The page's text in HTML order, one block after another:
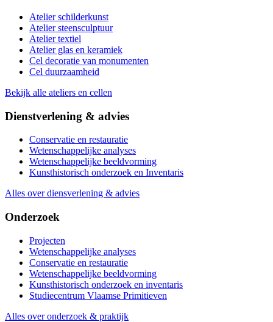
Atelier schilderkunst
Atelier steensculptuur
Atelier textiel
Atelier glas en keramiek
Cel decoratie van monumenten
Cel duurzaamheid
Bekijk alle ateliers en cellen
Dienstverlening & advies
Conservatie en restauratie
Wetenschappelijke analyses
Wetenschappelijke beeldvorming
Kunsthistorisch onderzoek en Inventaris
Alles over diensverlening & advies
Onderzoek
Projecten
Wetenschappelijke analyses
Conservatie en restauratie
Wetenschappelijke beeldvorming
Kunsthistorisch onderzoek en inventaris
Studiecentrum Vlaamse Primitieven
Alles over onderzoek & praktijk